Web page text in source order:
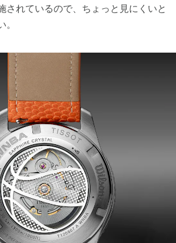
されているので、ちょっと見にくいと
。